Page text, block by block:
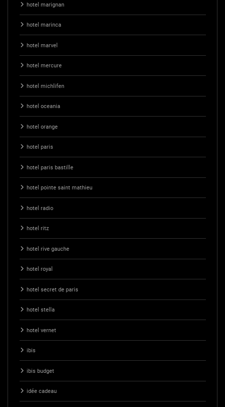
hotel marignan
hotel marinca
hotel marvel
hotel mercure
hotel michlifen
hotel oceania
hotel orange
hotel paris
hotel paris bastille
hotel pointe saint mathieu
hotel radio
hotel ritz
hotel rive gauche
hotel royal
hotel secret de paris
hotel stella
hotel vernet
ibis
ibis budget
idée cadeau